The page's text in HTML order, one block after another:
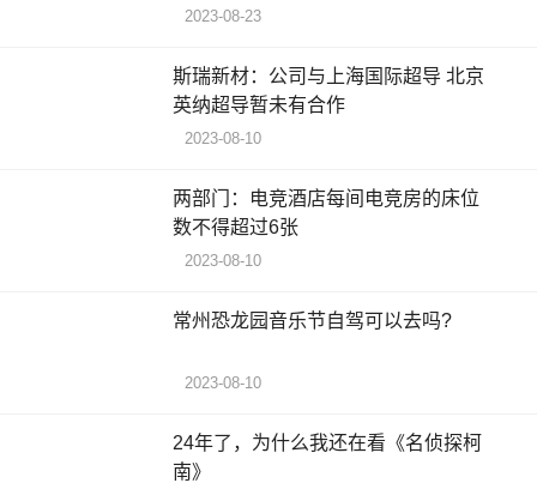
2023-08-23
斯瑞新材：公司与上海国际超导 北京
英纳超导暂未有合作
2023-08-10
两部门：电竞酒店每间电竞房的床位
数不得超过6张
2023-08-10
常州恐龙园音乐节自驾可以去吗?
2023-08-10
24年了，为什么我还在看《名侦探柯
南》